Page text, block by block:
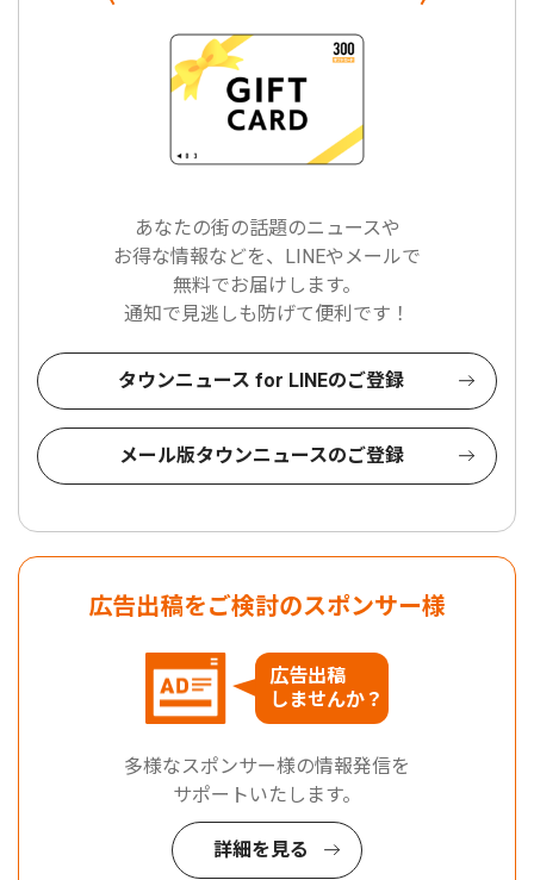
あなたの街の話題のニュースや
お得な情報などを、LINEやメールで
無料でお届けします。
通知で見逃しも防げて便利です！
タウンニュース for LINEのご登録
メール版タウンニュースのご登録
広告出稿をご検討のスポンサー様
広告出稿
しませんか？
多様なスポンサー様の情報発信を
サポートいたします。
詳細を見る